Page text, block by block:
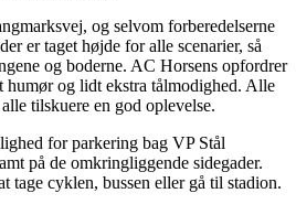
og selvom forberedelserne
er taget højde for alle scenarier, så
og boderne. AC Horsens opfordrer
humør og lidt ekstra tålmodighed. Alle
tilskuere en god oplevelse.
for parkering bag VP Stål
på de omkringliggende sidegader.
tage cyklen, bussen eller gå til stadion.